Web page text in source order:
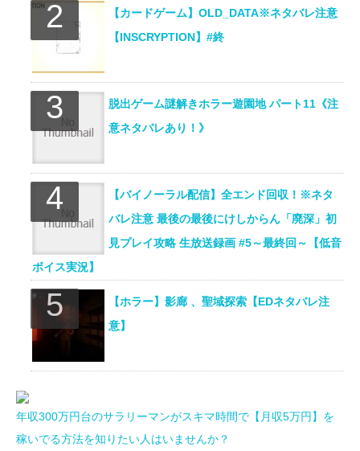
【カードゲーム】OLD_DATA※ネタバレ注意
【INSCRYPTION】#終
脱出ゲーム謎解きホラー遊園地 パート11《注
意ネタバレあり！》
【バイノーラル配信】全エンド回収！※ネタ
バレ注意 最後の最後にけしからん「廃深」初
見プレイ攻略 生放送録画 #5～最終回～【低音
ボイス実況】
【ホラー】影廊 、聖域探索【EDネタバレ注
意】
年収300万円台のサラリーマンがスキマ時間で【月収5万円】を
稼いでる方法を知りたい人はいませんか？